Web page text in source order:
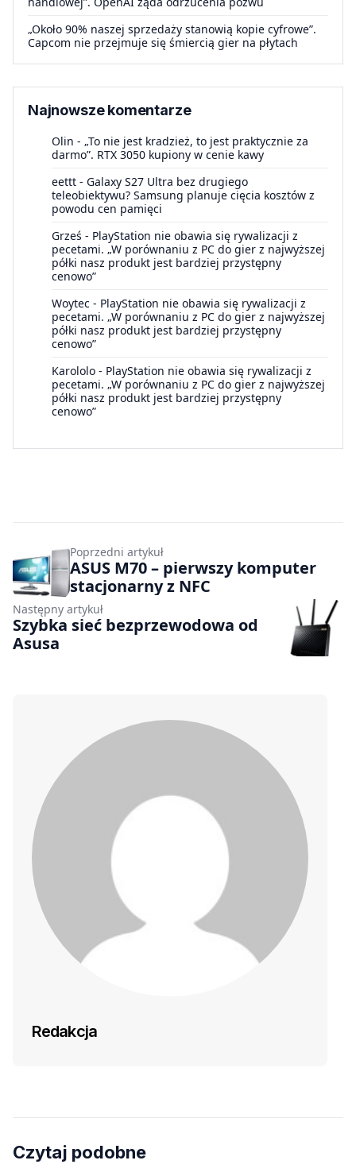
„Około 90% naszej sprzedaży stanowią kopie cyfrowe”.
Capcom nie przejmuje się śmiercią gier na płytach
Najnowsze komentarze
Olin - „To nie jest kradzież, to jest praktycznie za
darmo”. RTX 3050 kupiony w cenie kawy
eettt - Galaxy S27 Ultra bez drugiego
teleobiektywu? Samsung planuje cięcia kosztów z
powodu cen pamięci
Grześ - PlayStation nie obawia się rywalizacji z
pecetami. „W porównaniu z PC do gier z najwyższej
półki nasz produkt jest bardziej przystępny
cenowo”
Woytec - PlayStation nie obawia się rywalizacji z
pecetami. „W porównaniu z PC do gier z najwyższej
półki nasz produkt jest bardziej przystępny
cenowo”
Karololo - PlayStation nie obawia się rywalizacji z
pecetami. „W porównaniu z PC do gier z najwyższej
półki nasz produkt jest bardziej przystępny
cenowo”
Poprzedni artykuł
ASUS M70 – pierwszy komputer
stacjonarny z NFC
Następny artykuł
Szybka sieć bezprzewodowa od
Asusa
Redakcja
Czytaj podobne